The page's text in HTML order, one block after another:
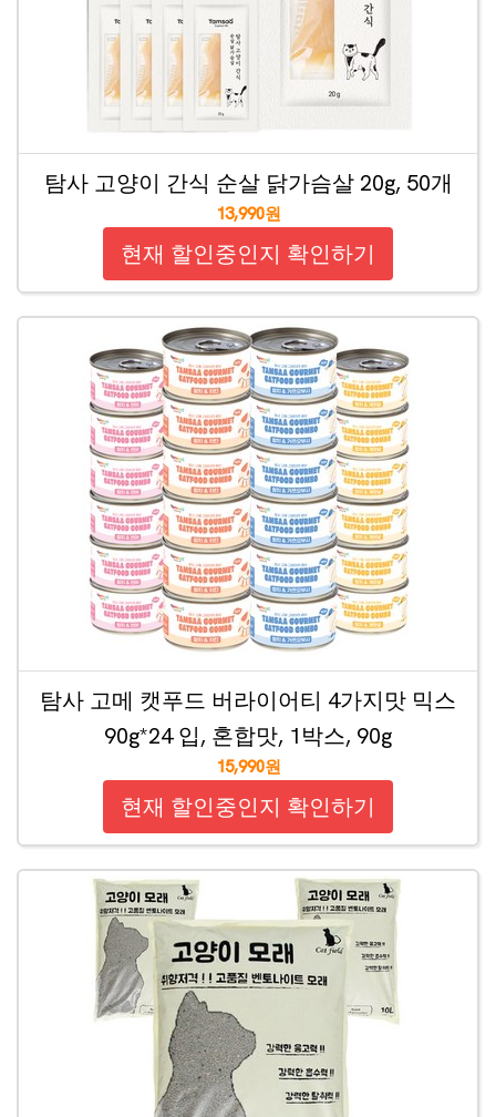
탐사 고양이 간식 순살 닭가슴살 20g, 50개
13,990원
현재 할인중인지 확인하기
탐사 고메 캣푸드 버라이어티 4가지맛 믹스
90g*24 입, 혼합맛, 1박스, 90g
15,990원
현재 할인중인지 확인하기